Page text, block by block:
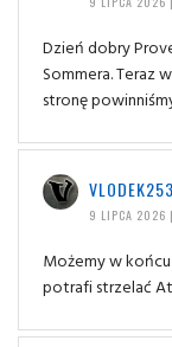
Dzień dobry
Sommera. Teraz
stronę
9 LIPCA 2026
Możemy w
potrafi strzelać